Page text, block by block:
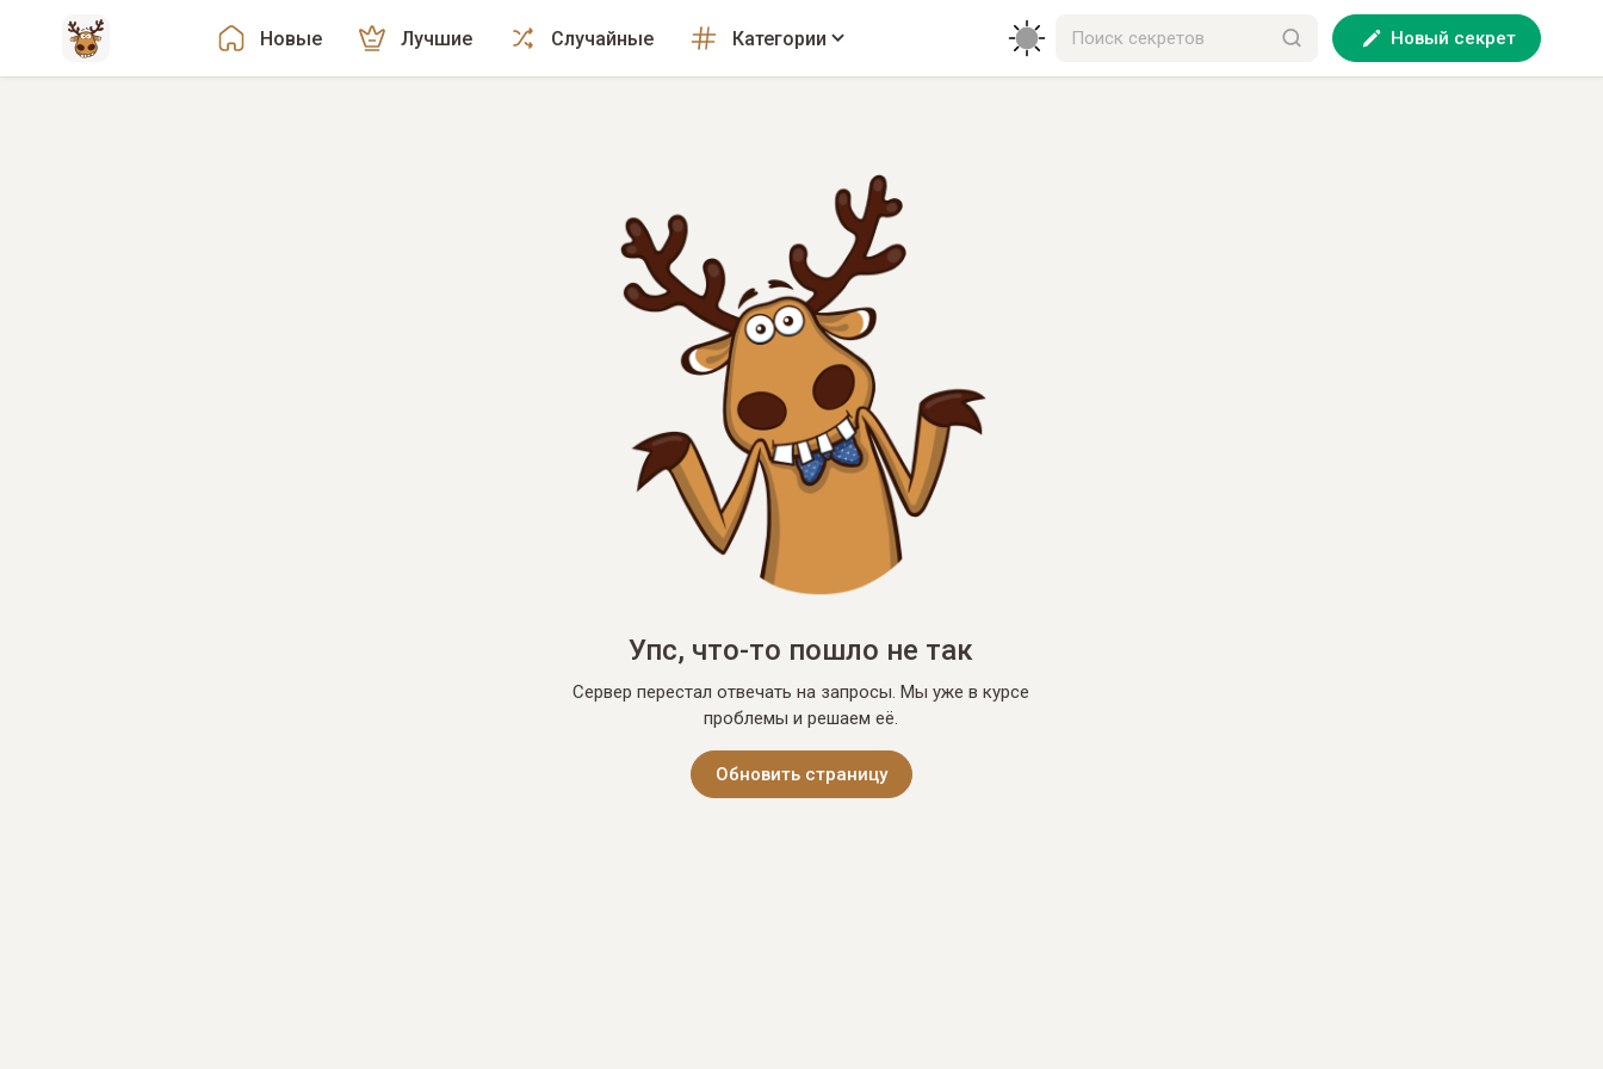
Новые Лучшие Случайные Категории Новый секрет
Упс, что-то пошло не так
Сервер перестал отвечать на запросы. Мы уже в курсе
проблемы и решаем её.
Обновить страницу